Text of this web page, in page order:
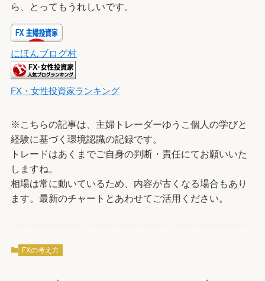
ら、とってもうれしいです。
にほんブログ村
FX・女性投資家ランキング
※こちらの記事は、主婦トレーダーゆうこ個人の学びと
経験に基づく環境認識の記録です。
トレードはあくまでご自身の判断・責任にてお願いいた
しますね。
相場は常に動いているため、内容が古くなる場合もあり
ます。最新のチャートとあわせてご活用ください。
FXの考え方